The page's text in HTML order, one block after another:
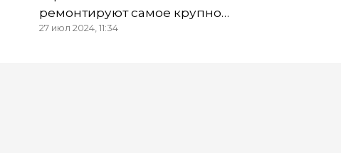
ремонтируют самое крупное
производство детского
27 июл 2024, 11:34